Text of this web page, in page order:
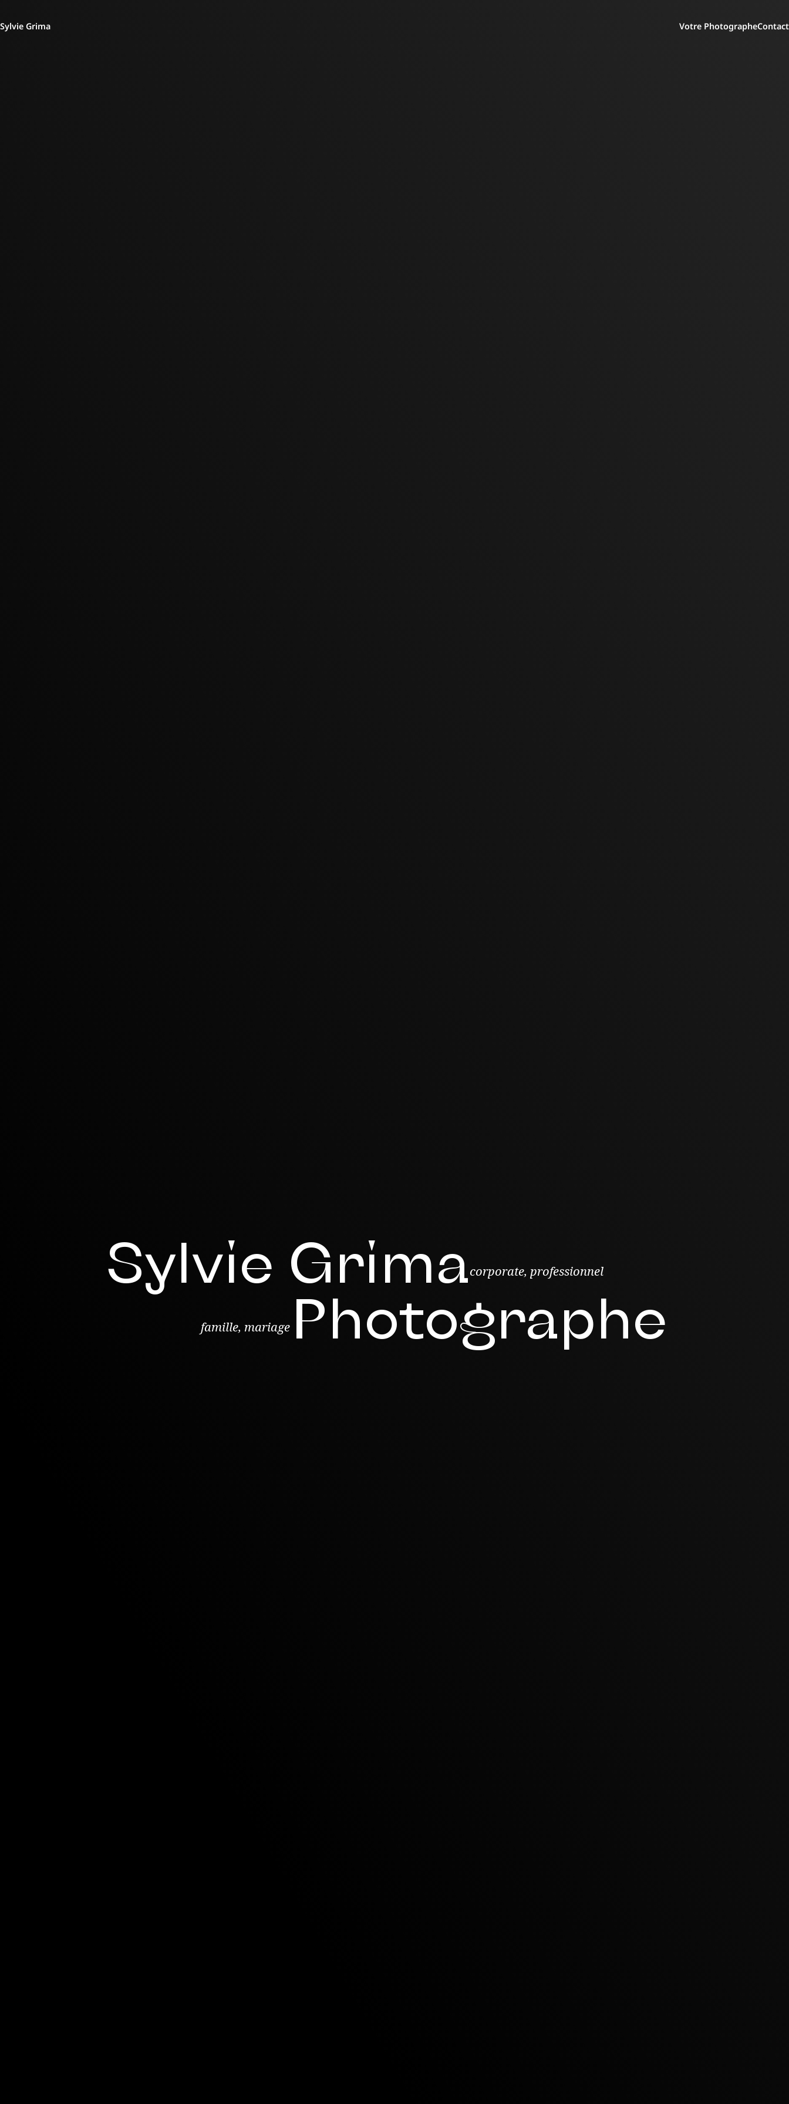
Sylvie Grima Votre PhotographeContact
Sylvie Grimacorporate, professionnel
famille, mariage Photographe